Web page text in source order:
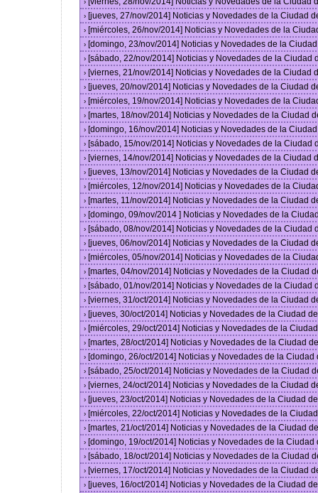
›
› [jueves, 27/nov/2014] Noticias y Novedades de la Ciudad
› [miércoles, 26/nov/2014] Noticias y Novedades de la
› [domingo, 23/nov/2014] Noticias y Novedades de la
› [sábado, 22/nov/2014] Noticias y Novedades de la Ciudad
› [viernes, 21/nov/2014] Noticias y Novedades de la Ciudad
› [jueves, 20/nov/2014] Noticias y Novedades de la Ciudad
› [miércoles, 19/nov/2014] Noticias y Novedades de la
› [martes, 18/nov/2014] Noticias y Novedades de la Ciudad
› [domingo, 16/nov/2014] Noticias y Novedades de la
› [sábado, 15/nov/2014] Noticias y Novedades de la Ciudad
› [viernes, 14/nov/2014] Noticias y Novedades de la Ciudad
› [jueves, 13/nov/2014] Noticias y Novedades de la Ciudad
› [miércoles, 12/nov/2014] Noticias y Novedades de la
› [martes, 11/nov/2014] Noticias y Novedades de la Ciudad
› [domingo, 09/nov/2014 ] Noticias y Novedades de la
› [sábado, 08/nov/2014] Noticias y Novedades de la Ciudad
› [jueves, 06/nov/2014] Noticias y Novedades de la Ciudad
› [miércoles, 05/nov/2014] Noticias y Novedades de la
› [martes, 04/nov/2014] Noticias y Novedades de la Ciudad
› [sábado, 01/nov/2014] Noticias y Novedades de la Ciudad
› [viernes, 31/oct/2014] Noticias y Novedades de la Ciudad
› [jueves, 30/oct/2014] Noticias y Novedades de la Ciudad
› [miércoles, 29/oct/2014] Noticias y Novedades de la
› [martes, 28/oct/2014] Noticias y Novedades de la Ciudad
› [domingo, 26/oct/2014] Noticias y Novedades de la
› [sábado, 25/oct/2014] Noticias y Novedades de la Ciudad
› [viernes, 24/oct/2014] Noticias y Novedades de la Ciudad
› [jueves, 23/oct/2014] Noticias y Novedades de la Ciudad
› [miércoles, 22/oct/2014] Noticias y Novedades de la
› [martes, 21/oct/2014] Noticias y Novedades de la Ciudad
› [domingo, 19/oct/2014] Noticias y Novedades de la
› [sábado, 18/oct/2014] Noticias y Novedades de la Ciudad
› [viernes, 17/oct/2014] Noticias y Novedades de la Ciudad
› [jueves, 16/oct/2014] Noticias y Novedades de la Ciudad